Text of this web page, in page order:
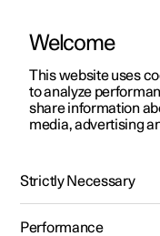
Polestar 2
Polestar 3
Polestar 4
Pre-owned
Kampagner
Tilbud til
Nye lagerbiler
Byg din bil
Pre-owned
Find os
HåndbogVideogalleri
Førerstøtte og
Welcome
This website uses
to analyze
share information
media, advertising
Strictly Necessary
Performance